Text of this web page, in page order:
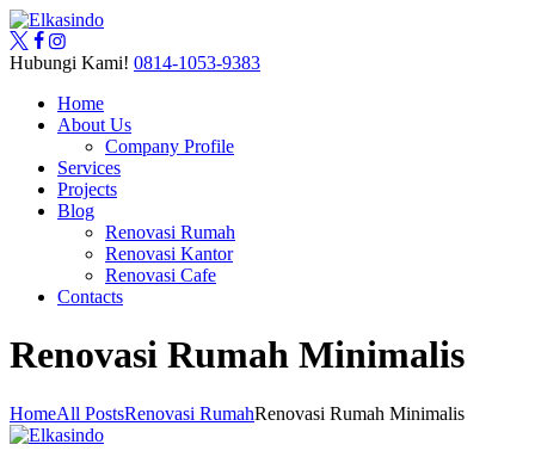
Hubungi Kami! 0814-1053-9383
Home
About Us
Company Profile
Services
Projects
Blog
Renovasi Rumah
Renovasi Kantor
Renovasi Cafe
Contacts
Renovasi Rumah Minimalis
HomeAll PostsRenovasi RumahRenovasi Rumah Minimalis